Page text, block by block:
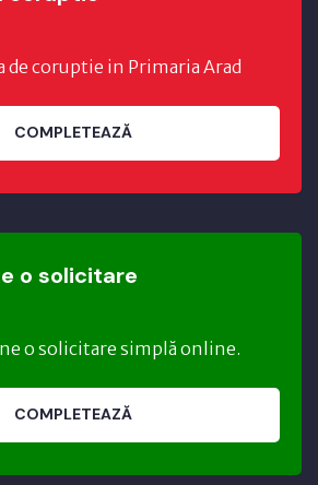
de coruptie in Primaria Arad
COMPLETEAZĂ
o solicitare
o solicitare simplă online.
COMPLETEAZĂ